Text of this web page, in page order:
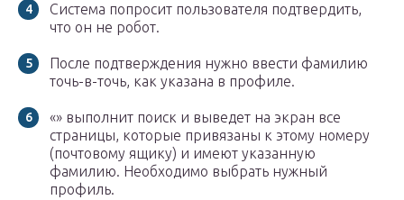
Система попросит пользователя подтвердить,
что он не робот.
После подтверждения нужно ввести фамилию
точь-в-точь, как указана в профиле.
«» выполнит поиск и выведет на экран все
страницы, которые привязаны к этому номеру
(почтовому ящику) и имеют указанную
фамилию. Необходимо выбрать нужный
профиль.